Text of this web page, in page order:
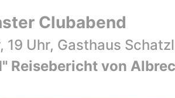
Clubabend
19 Uhr, Gasthaus
Reisebericht von